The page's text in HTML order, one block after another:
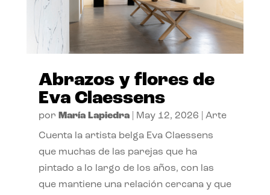
Abrazos y flores de
Eva Claessens
por María Lapiedra| May 12, 2026 Arte
Cuenta la artista belga Eva Claessens
que muchas de las parejas que ha
pintado a lo largo de los años, con las
que mantiene una relación cercana y que